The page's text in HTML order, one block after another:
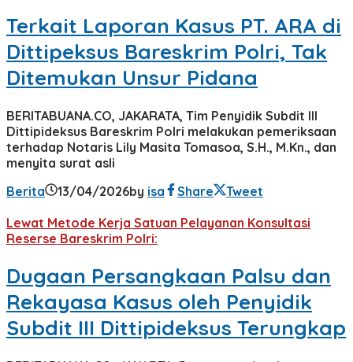
Terkait Laporan Kasus PT. ARA di
Dittipeksus Bareskrim Polri, Tak
Ditemukan Unsur Pidana
BERITABUANA.CO, JAKARATA, Tim Penyidik Subdit III
Dittipideksus Bareskrim Polri melakukan pemeriksaan
terhadap Notaris Lily Masita Tomasoa, S.H., M.Kn., dan
menyita surat asli
Berita
13/04/2026by isa Share
Tweet
Lewat Metode Kerja Satuan Pelayanan Konsultasi
Reserse Bareskrim Polri:
Dugaan Persangkaan Palsu dan
Rekayasa Kasus oleh Penyidik
Subdit III Dittipideksus Terungkap